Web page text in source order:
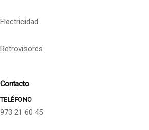
Electricidad
Retrovisores
Contacto
TELÉFONO
973 21 60 45